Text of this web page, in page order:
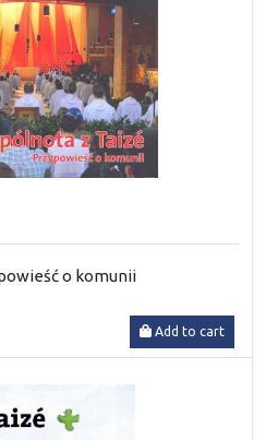
o komunii
Add to cart